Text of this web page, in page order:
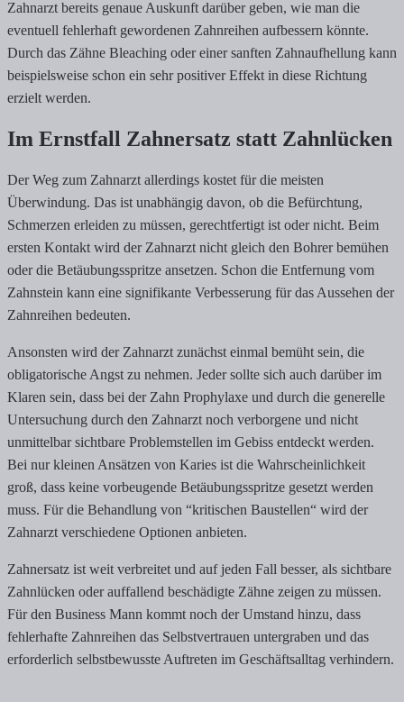
Zahnarzt bereits genaue Auskunft darüber geben, wie man die
eventuell fehlerhaft gewordenen Zahnreihen aufbessern könnte.
Durch das Zähne Bleaching oder einer sanften Zahnaufhellung kann
beispielsweise schon ein sehr positiver Effekt in diese Richtung
erzielt werden.
Im Ernstfall Zahnersatz statt Zahnlücken
Der Weg zum Zahnarzt allerdings kostet für die meisten
Überwindung. Das ist unabhängig davon, ob die Befürchtung,
Schmerzen erleiden zu müssen, gerechtfertigt ist oder nicht. Beim
ersten Kontakt wird der Zahnarzt nicht gleich den Bohrer bemühen
oder die Betäubungsspritze ansetzen. Schon die Entfernung vom
Zahnstein kann eine signifikante Verbesserung für das Aussehen der
Zahnreihen bedeuten.
Ansonsten wird der Zahnarzt zunächst einmal bemüht sein, die
obligatorische Angst zu nehmen. Jeder sollte sich auch darüber im
Klaren sein, dass bei der Zahn Prophylaxe und durch die generelle
Untersuchung durch den Zahnarzt noch verborgene und nicht
unmittelbar sichtbare Problemstellen im Gebiss entdeckt werden.
Bei nur kleinen Ansätzen von Karies ist die Wahrscheinlichkeit
groß, dass keine vorbeugende Betäubungsspritze gesetzt werden
muss. Für die Behandlung von “kritischen Baustellen“ wird der
Zahnarzt verschiedene Optionen anbieten.
Zahnersatz ist weit verbreitet und auf jeden Fall besser, als sichtbare
Zahnlücken oder auffallend beschädigte Zähne zeigen zu müssen.
Für den Business Mann kommt noch der Umstand hinzu, dass
fehlerhafte Zahnreihen das Selbstvertrauen untergraben und das
erforderlich selbstbewusste Auftreten im Geschäftsalltag verhindern.